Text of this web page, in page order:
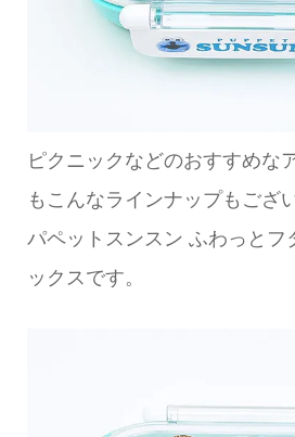
ピクニックなどのおすすめな
もこんなラインナップもござ
パペットスンスン ふわっとフ
ックスです。